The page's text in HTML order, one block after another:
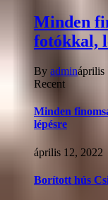
Minden
fotókkal,
By admináprilis
Recent
Minden
lépésre
április 12, 2022
Borított hús